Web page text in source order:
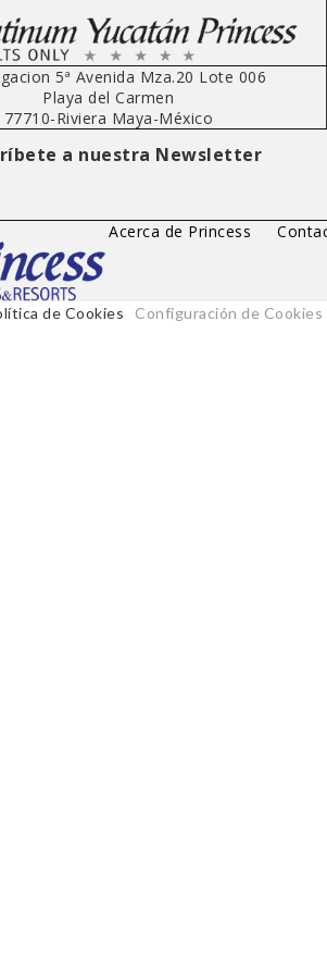
Ofertas Contacto
5ª Avenida Mza.20 Lote 006
Playa del Carmen
77710-Riviera Maya-México
a nuestra Newsletter
Acerca de Princess
de Cookies Configuración de Cookies